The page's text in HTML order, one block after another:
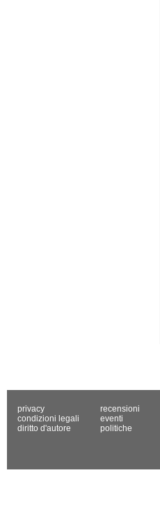
privacy
condizioni legali
diritto d'autore
recensioni
eventi
politiche